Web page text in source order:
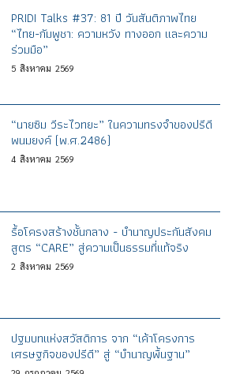
PRIDI Talks #37: 81 ปี วันสันติภาพไทย
“ไทย-กัมพูชา: ความหวัง ทางออก และความ
ร่วมมือ”
5 สิงหาคม 2569
“นายซิม วีระไวทยะ” ในความทรงจำของปรีดี
พนมยงค์ (พ.ศ.2486)
4 สิงหาคม 2569
รื้อโครงสร้างชั้นกลาง - บำนาญประกันสังคม
สูตร “CARE” สู่ความเป็นธรรมที่แท้จริง
2 สิงหาคม 2569
ปฐมบทแห่งสวัสดิการ จาก “เค้าโครงการ
เศรษฐกิจของปรีดี” สู่ “บำนาญพื้นฐาน”